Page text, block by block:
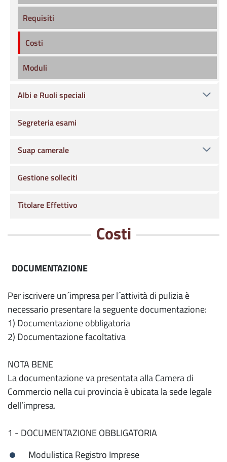
Costi
DOCUMENTAZIONE
Per iscrivere un´impresa per l´attività di pulizia è
necessario presentare la seguente documentazione:
1) Documentazione obbligatoria
2) Documentazione facoltativa
NOTA BENE
La documentazione va presentata alla Camera di
Commercio nella cui provincia è ubicata la sede legale
dell’impresa.
1 - DOCUMENTAZIONE OBBLIGATORIA
Modulistica Registro Imprese
Requisiti
Costi
Moduli
Albi e Ruoli speciali
Segreteria esami
Suap camerale
Gestione solleciti
Titolare Effettivo